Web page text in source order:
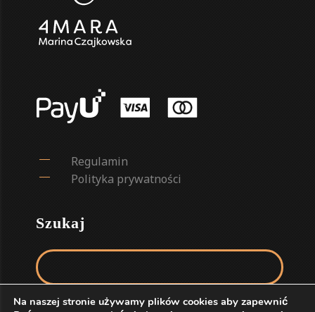
Regulamin
Polityka prywatności
Szukaj
Szukaj:
Na naszej stronie używamy plików cookies aby zapewnić